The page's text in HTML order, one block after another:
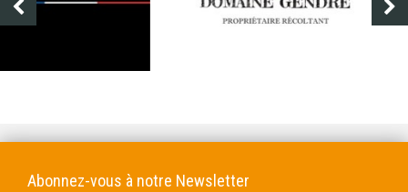
Abonnez-vous à notre Newsletter